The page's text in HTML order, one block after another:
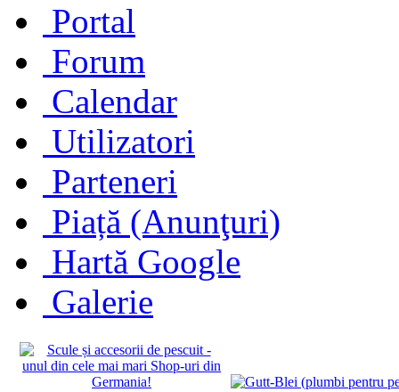
Portal
Forum
Calendar
Utilizatori
Parteneri
Piață (Anunţuri)
Hartă Google
Galerie